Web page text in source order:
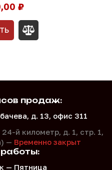
₽
продаж:
д. 13, офис 311
й километр, д. 1, стр. 1,
— Временно закрыт
— Пятница